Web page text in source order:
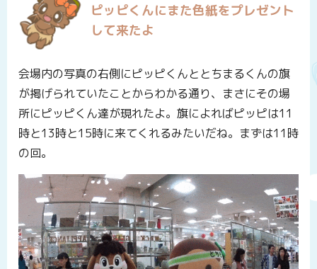
ピッピくんにまた色紙をプレゼント
して来たよ
会場内の写真の右側にピッピくんととちまるくんの旗
が掲げられていたことからわかる通り、まさにその場
所にピッピくん達が現れたよ。旗によればピッピは11
時と13時と15時に来てくれるみたいだね。まずは11時
の回。